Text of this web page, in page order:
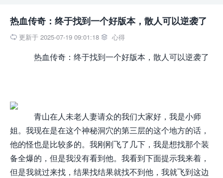
热血传奇：终于找到一个好版本，散人可以逆袭了
 更新于 2025-07-19 09:01:18  心得
热血传奇：终于找到一个好版本，散人可以逆袭了
青山在人未老人妻请众的我们大家好，我是小师
姐。我现在是在这个神秘洞穴的第三层的这个地方的话，
他的怪也是比较多的。我刚刚飞了几下，我是想找那个装
备全爆的，但是我没有看到他。我看到下面提示我来着，
但是我就过来找，结果找结果就找不到他，我就飞到这边